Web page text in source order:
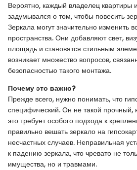
Вероятно, каждый владелец квартиры
задумывался о том, чтобы повесить
Зеркала могут значительно изменить
пространства. Они добавляют свет,
площадь и становятся стильным
возникает множество вопросов,
безопасностью такого монтажа.
Почему это важно?
Прежде всего, нужно понимать, что
специфический. Он не такой прочный,
это требует особого подхода к
правильно вешать зеркало на
несчастных случаев. Неправильная
к падению зеркала, что чревато не
имущества, но и травмами.